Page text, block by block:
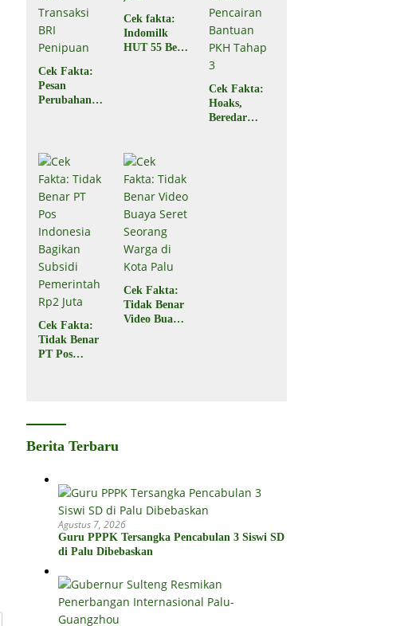
Cek Fakta:
Pesan
Perubahan
Penipuan
Cek fakta:
Indomilk
HUT 55 Beri
Cek Fakta:
Hoaks,
Beredar
Cek Fakta:
Tidak Benar
PT Pos
Rp2 Juta
Cek Fakta:
Tidak Benar
Video Buaya
Berita Terbaru
Agustus 7, 2026
Guru PPPK Tersangka Pencabulan 3 Siswi SD
di Palu Dibebaskan